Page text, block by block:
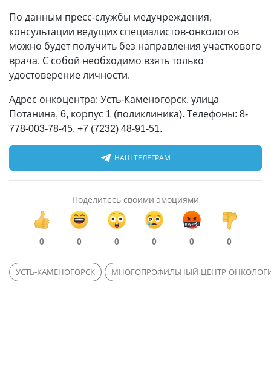
По данным пресс-службы медучреждения,
консультации ведущих специалистов-онкологов
можно будет получить без направления участкового
врача. С собой необходимо взять только
удостоверение личности.
Адрес онкоцентра: Усть-Каменогорск, улица
Потанина, 6, корпус 1 (поликлиника). Телефоны: 8-
778-003-78-45, +7 (7232) 48-91-51.
НАШ ТЕЛЕГРАМ
Поделитесь своими эмоциями
0 0 0 0 0 0
УСТЬ-КАМЕНОГОРСК МНОГОПРОФИЛЬНЫЙ ЦЕНТР